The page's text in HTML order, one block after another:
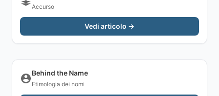
Accurso
Vedi articolo →
Behind the Name
Etimologia dei nomi